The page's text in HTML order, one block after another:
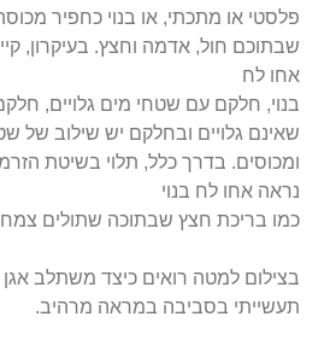
פלסטי או מתכתי, או בנוי כחפיר
שבתוכם חול, אדמה וחצץ. בעיקרון,
אחו לח
בנוי, חלקם עם שטחי מים גלויים,
שאינם גלויים ובחלקם יש שילוב של
ומכוסים. בדרך כלל, תלוי בשיטת
נראה אחו לח בנוי
כמו בריכת חצץ שבתוכה שתולים
בצילום למטה רואים כיצד משתלב
תעשייתי בסביבה במראה מרהיב.